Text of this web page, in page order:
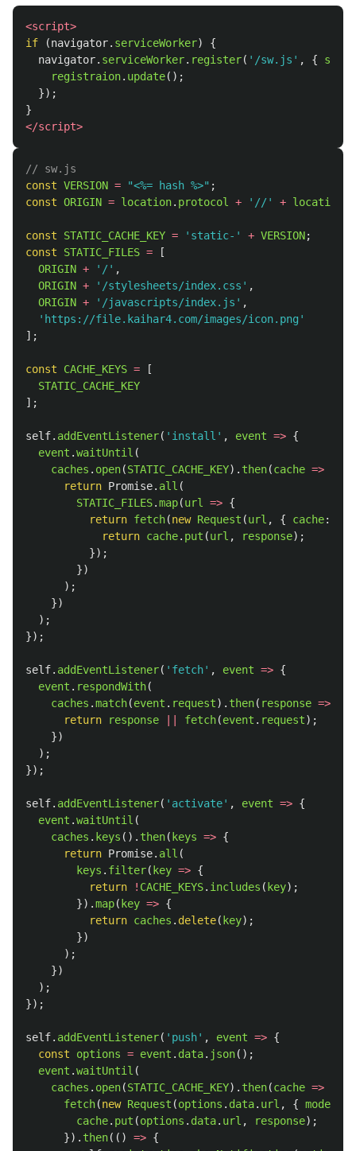
<script>
if
(navigator. serviceWorker)
{
navigator. serviceWorker. register( ' /sw.js ' , {
scope
registraion. update();
});
}
</script>
// sw.js
const VERSION = "<%= hash %>" ;
const ORIGIN = location. protocol + ' //' + location
const STATIC_CACHE_KEY = ' static- ' + VERSION;
const
STATIC_FILES =
[
ORIGIN + ' /' ,
ORIGIN + ' /stylesheets/index.css ' ,
ORIGIN + ' /javascripts/index.js ' ,
' https://file.kaihar4.com/images/icon.png '
];
const CACHE_KEYS =
[
STATIC_CACHE_KEY
];
self. addEventListener( ' install ' , event => {
event .waitUntil (
caches . open(STATIC_CACHE_KEY). then(cache =>
return Promise. all (
STATIC_FILES.map(url => {
return fetch(new Request (url , { cache:
return cache. put (url , response);
});
})
);
})
);
});
self. addEventListener( ' fetch' , event => {
event . respondWith(
caches .match(event . request). then( response =>
return
response fetch(event . request);
})
);
});
self. addEventListener( ' activate' , event => {
event .waitUntil (
caches . keys (). then( keys => {
return Promise. all (
keys . filter( key => {
return
! CACHE_KEYS. includes ( key);
}).map( key => {
return caches . delete( key);
})
);
})
);
});
self. addEventListener( ' push' , event => {
const
options = event . data. json();
event .waitUntil (
caches . open(STATIC_CACHE_KEY). then(cache =>
fetch(new Request (options . data. url , { mode
cache. put (options . data. url , response);
}). then(() => {